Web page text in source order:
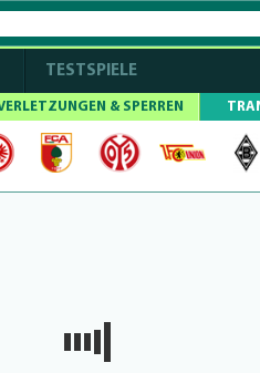
TESTSPIELE
& SPERREN